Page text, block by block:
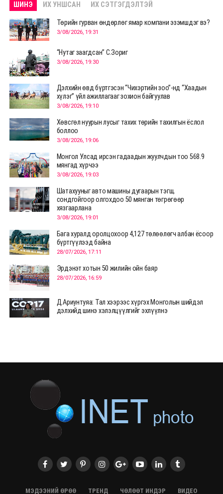
ШИНЭ ИХ УНШСАН ИХ СЭТГЭГДЭЛТЭЙ
Төрийн гурван өндөрлөг ямар компани эзэмшдэг вэ?
3/08/2026, 19:31
“Нутаг заагдсан” С.Зориг
3/08/2026, 19:30
Дэлхийн өвд бүртгэсэн “Чихэртийн зоо”-нд “Хаадын
хүлэг” үйл ажиллагааг зохион байгуулав
3/08/2026, 19:10
Хөвсгөл нуурын лусыг тахих төрийн тахилгын ёслол
боллоо
3/08/2026, 19:06
Монгол Улсад ирсэн гадаадын жуулчдын тоо 568.9
мянгад хүрчээ
3/08/2026, 19:03
Шатахууныг авто машины дугаарын тэгш,
сондгойгоор олгохдоо 50 мянган төгрөгөөр
хязгаарлана
3/08/2026, 19:01
Бага хуралд оролцохоор 4,127 төлөөлөгч албан ёсоор
бүртгүүлээд байна
28/07/2026, 17:11
Эрдэнэт хотын 50 жилийн ойн баяр
28/07/2026, 16:59
Д.Ариунтуяа: Тал хээрээс хүргэх Монголын шийдэл
дэлхийд шинэ хэлэлцүүлгийг эхлүүлнэ
28/07/2026, 12:04
ХӨВСГӨЛ Нутгийн зөвлөлөөс МУАЖ Д.Цэрэндарьзавт
2 өрөө байр олгоно
20/07/2026, 19:22
20/07/2026, 19:21
хийхээр хүрэлцэн ирлээ
МЭДЭЭНИЙ ӨРӨӨ ТРЕНД ЧӨЛӨӨТ ИНДЭР ВИДЕО